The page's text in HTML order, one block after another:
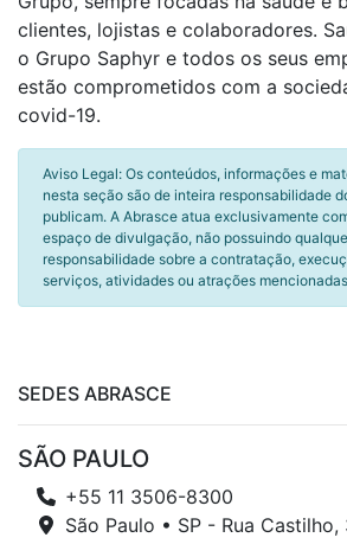
clientes, lojistas e colaboradores.
o Grupo Saphyr e todos os seus
estão comprometidos com a
covid-19.
Aviso Legal: Os conteúdos, informações e
nesta seção são de inteira responsabilidade
publicam. A Abrasce atua exclusivamente
espaço de divulgação, não possuindo
responsabilidade sobre a contratação,
serviços, atividades ou atrações
SEDES ABRASCE
SÃO PAULO
+55 11 3506-8300
São Paulo • SP - Rua Castilho,